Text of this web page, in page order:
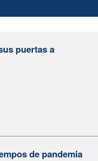
puertas a
de pandemia